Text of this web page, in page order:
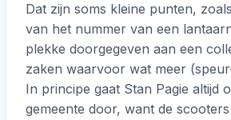
Dat zijn soms kleine punten,
van het nummer van een
plekke doorgegeven aan een
zaken waarvoor wat meer
In principe gaat Stan Pagie altijd
gemeente door, want de